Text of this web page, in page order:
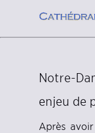
Notre-
enjeu de
Après